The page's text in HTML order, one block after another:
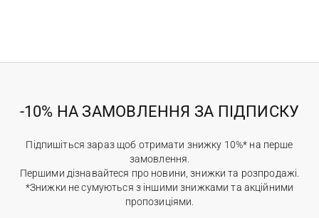
-10% НА ЗАМОВЛЕННЯ ЗА ПІДПИСКУ
Підпишіться зараз щоб отримати знижку 10%* на перше
замовлення.
Першими дізнавайтеся про новини, знижки та розпродажі.
*Знижки не сумуються з іншими знижками та акційними
пропозиціями.